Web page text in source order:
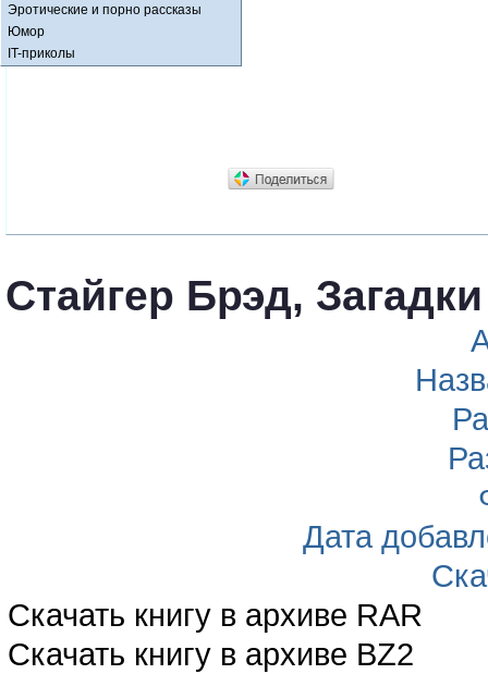
Эротические и порно рассказы
Юмор
IT-приколы
Стайгер Брэд,
Дата
Скачать книгу в архиве RAR
Скачать книгу в архиве BZ2